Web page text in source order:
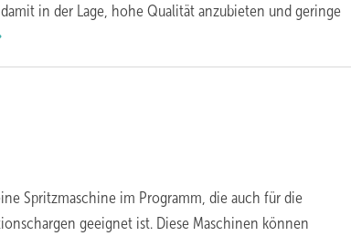
damit in der Lage, hohe Qualität anzubieten und geringe
Spritzmaschine im Programm, die auch für die
geeignet ist. Diese Maschinen können